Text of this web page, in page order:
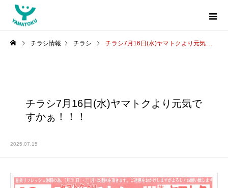
チラシ情報 チラシ チラシ7月16日(水)ヤマトクより元気ですかぁ！！！
チラシ7月16日(水)ヤマトクより元気で
すかぁ！！！
2025.07.15